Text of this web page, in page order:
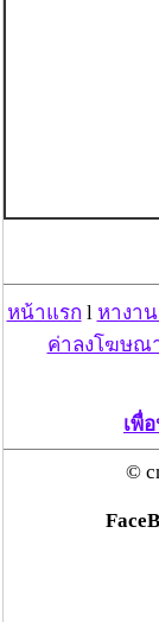
หน้าแรก l หางา
ค่าลงโฆษณ
เพื่
©